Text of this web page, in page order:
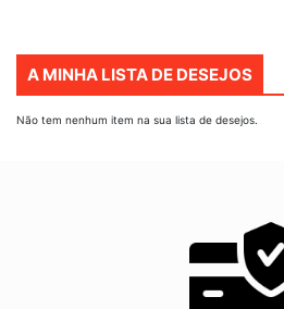
ler
a
A MINHA LISTA DE DESEJOS
Não tem nenhum item na sua lista de desejos.